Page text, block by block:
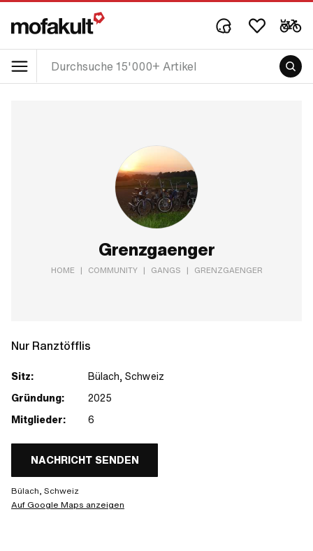
Grenzgaenger
HOME | COMMUNITY | GANGS | GRENZGAENGER
Nur Ranztöfflis
Sitz:
Bülach, Schweiz
Gründung:
2025
Mitglieder:
6
NACHRICHT SENDEN
Bülach, Schweiz
Auf Google Maps anzeigen